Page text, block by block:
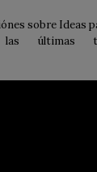
sobre Ideas
últimas